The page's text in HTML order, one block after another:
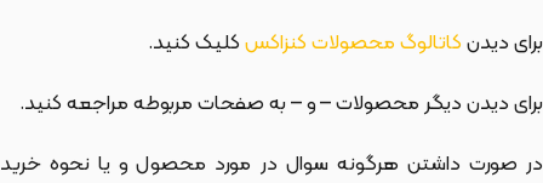
برای دیدنکاتالوگ محصولات کنزاکسکلیک کنید.
برای دیدن دیگر محصولات– و– به صفحات مربوطه مراجعه کنید.
در صورت داشتن هرگونه سوال در مورد محصول و یا نحوه خرید